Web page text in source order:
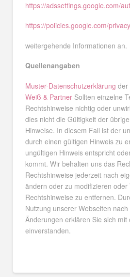
https://adssettings.google.com/
https://policies.google.com/privacy
weitergehende Informationen an.
Quellenangaben
Muster-Datenschutzerklärung der
Weiß & PartnerSollten einzelne
Rechtshinweise nichtig oder
dies nicht die Gültigkeit der
Hinweise. In diesem Fall ist der
durch einen gültigen Hinweis zu
ungültigen Hinweis entspricht
kommt. Wir behalten uns das
Rechtshinweise jederzeit nach
ändern oder zu modifizieren oder
Rechtshinweise zu entfernen.
Nutzung unserer Webseiten
Änderungen erklären Sie sich mit
einverstanden.